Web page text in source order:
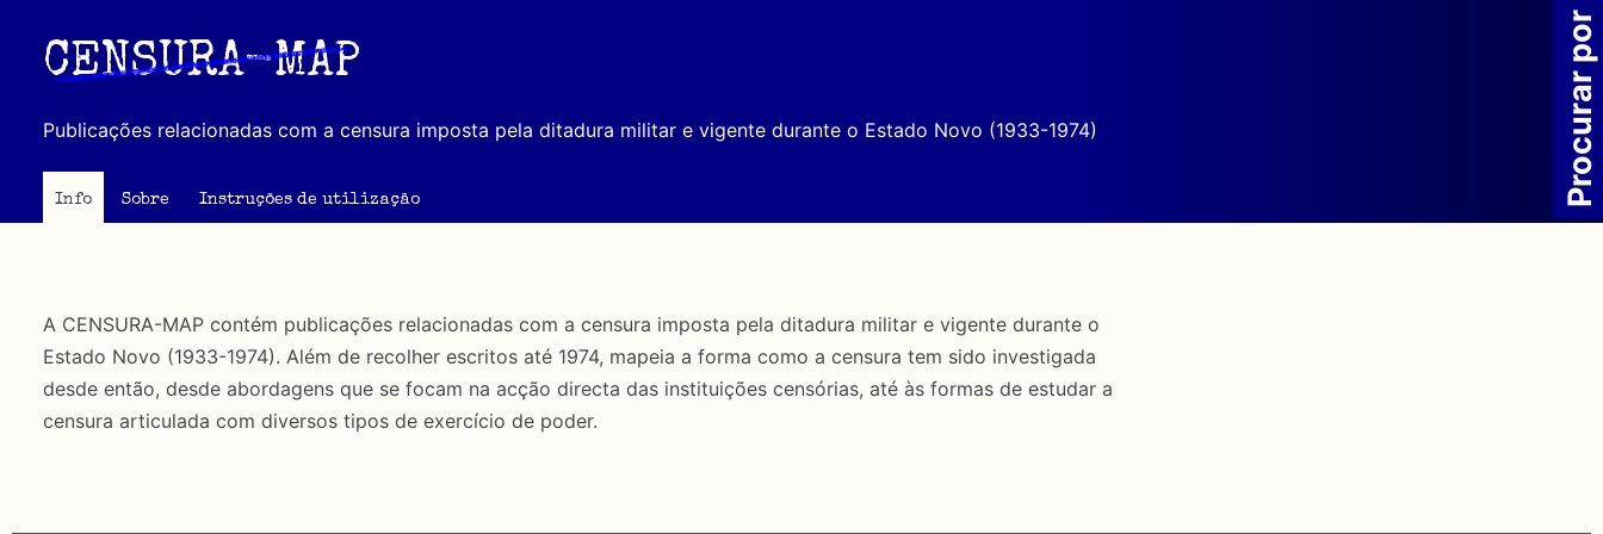
principal
CENSURA-MAP
Publicações relacionadas com a censura imposta pela ditadura militar e vigente durante o Estado Novo (1933-1974)
Info Sobre Instruções de utilização
A CENSURA-MAP contém publicações relacionadas com a censura imposta pela ditadura militar e vigente durante o
Estado Novo (1933-1974). Além de recolher escritos até 1974, mapeia a forma como a censura tem sido investigada
desde então, desde abordagens que se focam na acção directa das instituições censórias, até às formas de estudar a
censura articulada com diversos tipos de exercício de poder.
Procurar por